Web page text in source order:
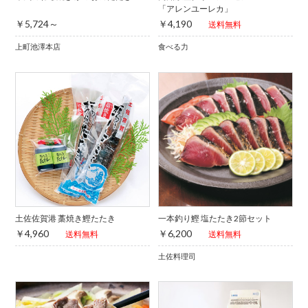
￥5,724～
上町池澤本店
「アレンユーレカ」
￥4,190 送料無料
食べる力
土佐佐賀港 藁焼き鰹たたき
￥4,960 送料無料
一本釣り鰹 塩たたき2節セット
￥6,200 送料無料
土佐料理司